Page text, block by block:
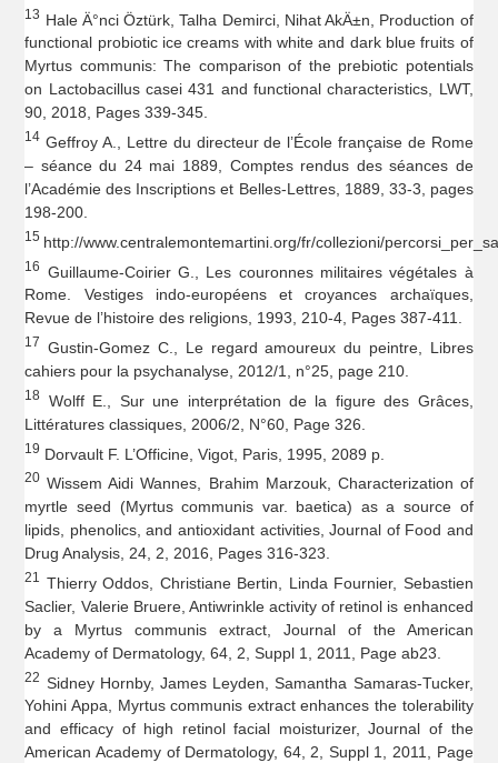
13 Hale Ä°nci Öztürk, Talha Demirci, Nihat AkÄ±n, Production of
functional probiotic ice creams with white and dark blue fruits of
Myrtus communis: The comparison of the prebiotic potentials
on Lactobacillus casei 431 and functional characteristics, LWT,
90, 2018, Pages 339-345.
14 Geffroy A., Lettre du directeur de l’École française de Rome
– séance du 24 mai 1889, Comptes rendus des séances de
l’Académie des Inscriptions et Belles-Lettres, 1889, 33-3, pages
198-200.
15 http://www.centralemontemartini.org/fr/collezioni/
16
Guillaume-Coirier G., Les couronnes militaires végétales à
Rome. Vestiges indo-européens et croyances archaïques,
Revue de l’histoire des religions, 1993, 210-4, Pages 387-411.
17
Gustin-Gomez C., Le regard amoureux du peintre, Libres
cahiers pour la psychanalyse, 2012/1, n°25, page 210.
18
Wolff E., Sur une interprétation de la figure des Grâces,
Littératures classiques, 2006/2, N°60, Page 326.
19 Dorvault F. L’Officine, Vigot, Paris, 1995, 2089 p.
20 Wissem Aidi Wannes, Brahim Marzouk, Characterization of
myrtle seed (Myrtus communis var. baetica) as a source of
lipids, phenolics, and antioxidant activities, Journal of Food and
Drug Analysis, 24, 2, 2016, Pages 316-323.
21
Thierry Oddos, Christiane Bertin, Linda Fournier, Sebastien
Saclier, Valerie Bruere, Antiwrinkle activity of retinol is enhanced
by a Myrtus communis extract, Journal of the American
Academy of Dermatology, 64, 2, Suppl 1, 2011, Page ab23.
22 Sidney Hornby, James Leyden, Samantha Samaras-Tucker,
Yohini Appa, Myrtus communis extract enhances the tolerability
and efficacy of high retinol facial moisturizer, Journal of the
American Academy of Dermatology, 64, 2, Suppl 1, 2011, Page